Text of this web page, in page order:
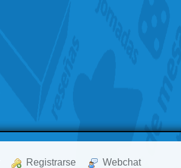
Registrarse Webchat